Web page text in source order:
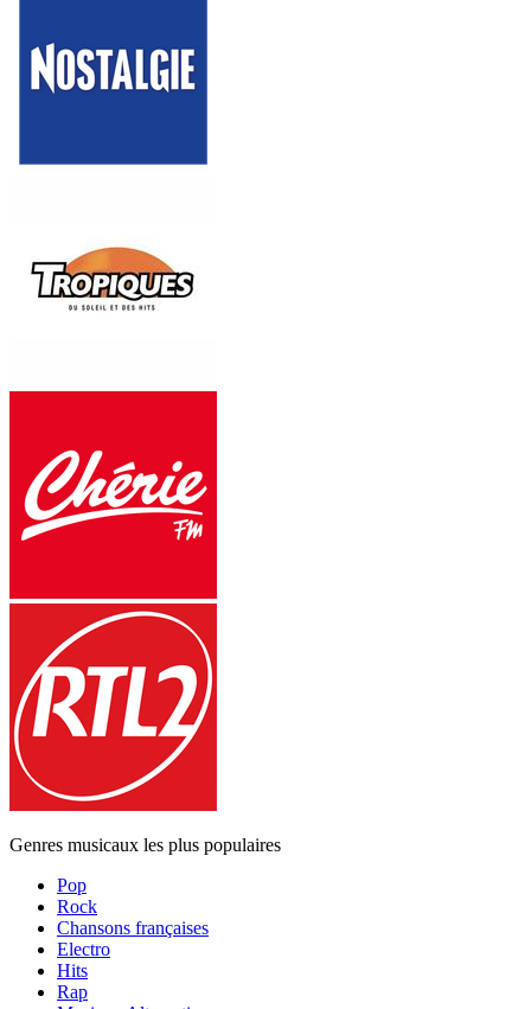
Genres musicaux les plus populaires
Pop
Rock
Chansons françaises
Electro
Hits
Rap